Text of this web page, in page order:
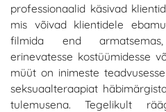
professionaalid käsivad
mis võivad klientidele
filmida end
erinevatesse kostüümidesse
müüt on inimeste
seksuaalteraapiat
tulemusena. Tegelikult